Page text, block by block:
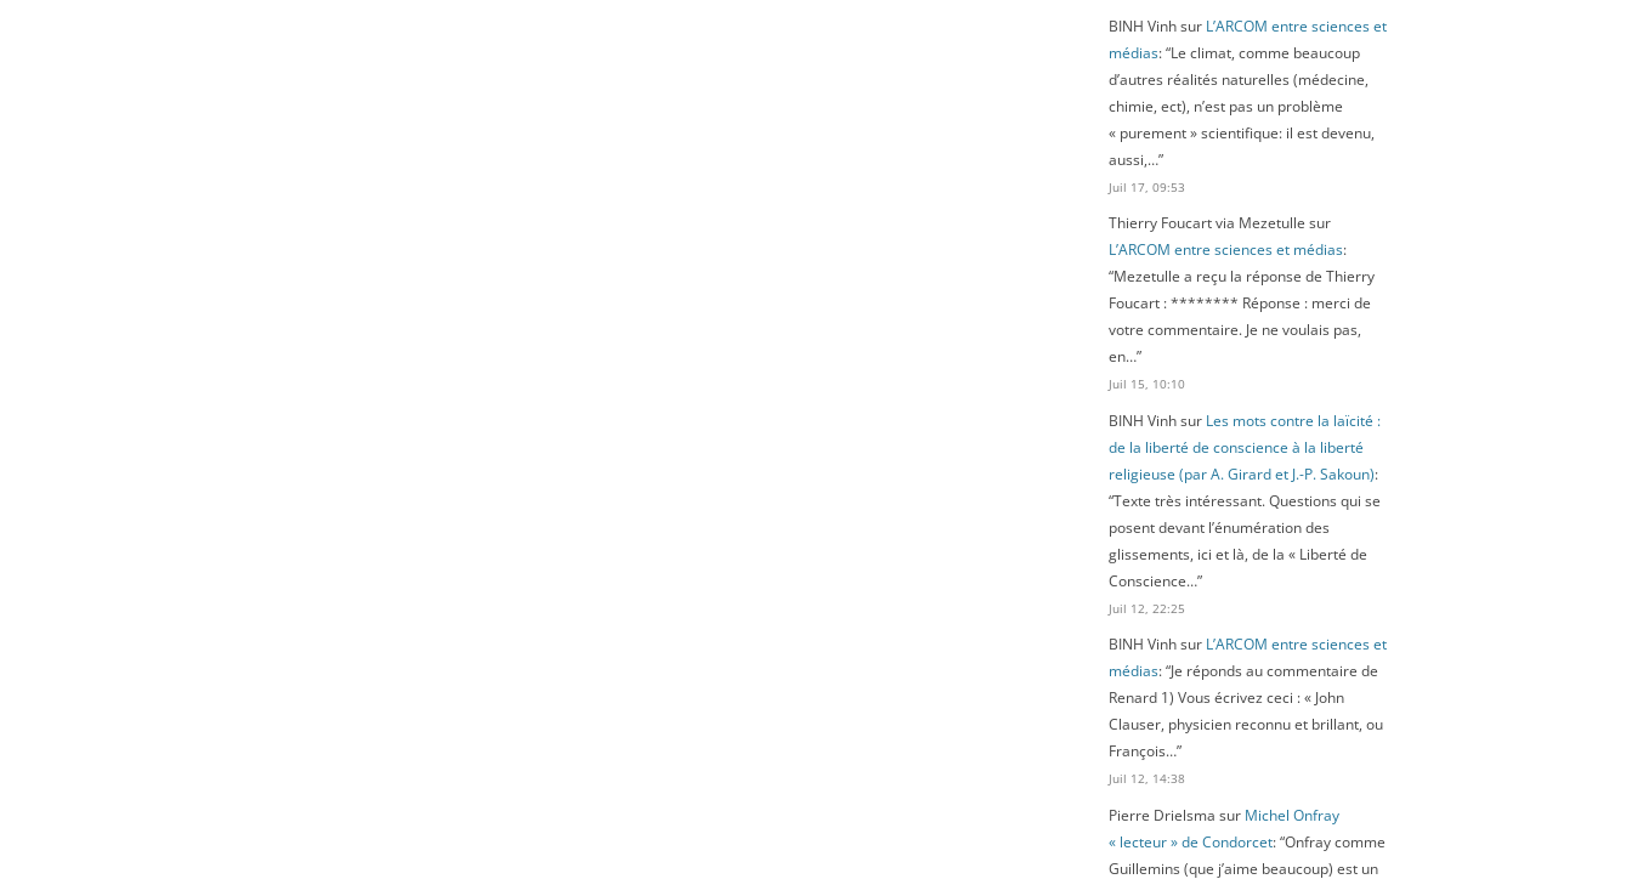
BINH Vinhsur L’ARCOM entre sciences et
médias: “Le climat, comme beaucoup
d’autres réalités naturelles (médecine,
chimie, ect), n’est pas un problème
« purement » scientifique: il est devenu,
aussi,…”
Juil 17, 09:53
Thierry Foucart via Mezetulle sur
L’ARCOM entre sciences et médias:
“Mezetulle a reçu la réponse de Thierry
Foucart : ******** Réponse : merci de
votre commentaire. Je ne voulais pas,
en…”
Juil 15, 10:10
BINH Vinhsur Les mots contre la laïcité :
de la liberté de conscience à la liberté
religieuse (par A. Girard et J.-P. Sakoun):
“Texte très intéressant. Questions qui se
posent devant l’énumération des
glissements, ici et là, de la « Liberté de
Conscience…”
Juil 12, 22:25
BINH Vinhsur L’ARCOM entre sciences et
médias: “Je réponds au commentaire de
Renard 1) Vous écrivez ceci : « John
Clauser, physicien reconnu et brillant, ou
François…”
Juil 12, 14:38
Pierre Drielsma sur Michel Onfray
« lecteur » de Condorcet: “Onfray comme
Guillemins (que j’aime beaucoup) est un